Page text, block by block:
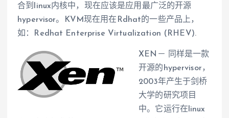
合到linux内核中，现在应该是应用最广泛的开源
hypervisor。KVM现在用在Rdhat的一些产品上，
如：Redhat Enterprise Virtualization (RHEV).
XEN－ 同样是一款
开源的hypervisor，
2003年产生于剑桥
大学的研究项目
中。它运行在linux